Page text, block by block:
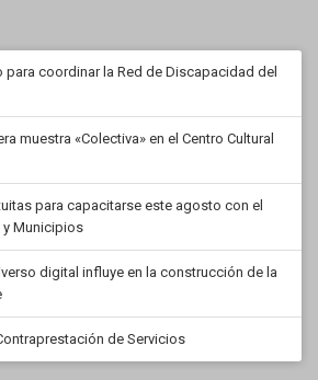
para coordinar la Red de Discapacidad del
muestra «Colectiva» en el Centro Cultural
para capacitarse este agosto con el
y Municipios
digital influye en la construcción de la
de Servicios